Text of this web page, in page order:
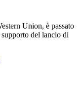
Union, è passato
del lancio di